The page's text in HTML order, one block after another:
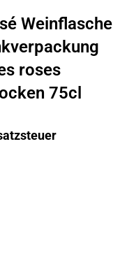
Weinflasche
roses
75cl